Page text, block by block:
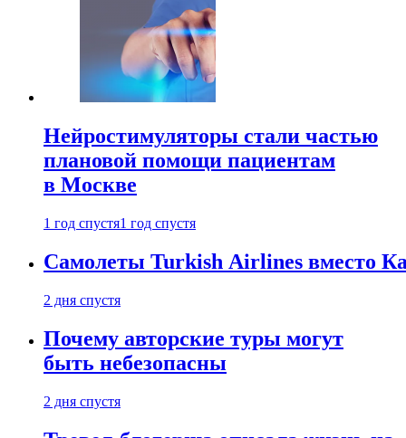
Нейростимуляторы стали частью
плановой помощи пациентам
в Москве
1 год спустя1 год спустя
Самолеты Turkish Airlines вместо
2 дня спустя
Почему авторские туры могут
быть небезопасны
2 дня спустя